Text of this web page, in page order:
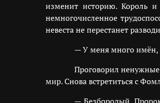
изменит историю. Король
немногочисленное
невеста не перестанет
— У меня много
Проговорил ненужные
мир. Снова встретиться с